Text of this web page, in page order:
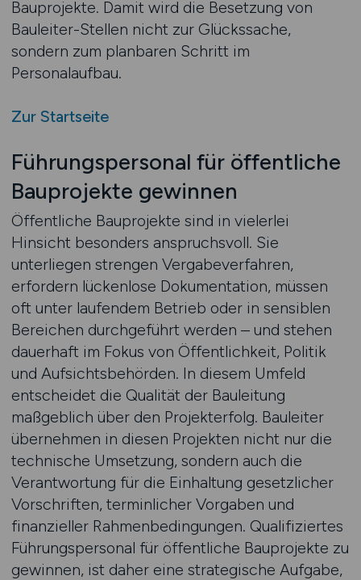
Bauprojekte. Damit wird die Besetzung von
Bauleiter-Stellen nicht zur Glückssache,
sondern zum planbaren Schritt im
Personalaufbau.
Zur Startseite
Führungspersonal für öffentliche
Bauprojekte gewinnen
Öffentliche Bauprojekte sind in vielerlei
Hinsicht besonders anspruchsvoll. Sie
unterliegen strengen Vergabeverfahren,
erfordern lückenlose Dokumentation, müssen
oft unter laufendem Betrieb oder in sensiblen
Bereichen durchgeführt werden – und stehen
dauerhaft im Fokus von Öffentlichkeit, Politik
und Aufsichtsbehörden. In diesem Umfeld
entscheidet die Qualität der Bauleitung
maßgeblich über den Projekterfolg. Bauleiter
übernehmen in diesen Projekten nicht nur die
technische Umsetzung, sondern auch die
Verantwortung für die Einhaltung gesetzlicher
Vorschriften, terminlicher Vorgaben und
finanzieller Rahmenbedingungen. Qualifiziertes
Führungspersonal für öffentliche Bauprojekte zu
gewinnen, ist daher eine strategische Aufgabe,